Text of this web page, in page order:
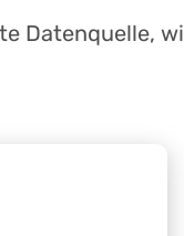
Datenquelle,